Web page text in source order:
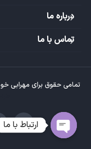
درباره ما
تماس با ما
تمامی حقوق برای مهرابی
ارتباط با ما